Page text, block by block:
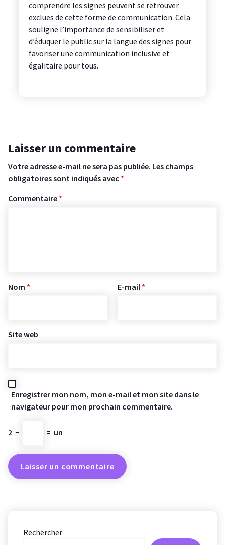
comprendre les signes peuvent se retrouver
exclues de cette forme de communication. Cela
souligne l’importance de sensibiliser et
d’éduquer le public sur la langue des signes pour
favoriser une communication inclusive et
égalitaire pour tous.
Laisser un commentaire
Votre adresse e-mail ne sera pas publiée. Les champs
obligatoires sont indiqués avec *
Commentaire *
Nom * E-mail *
Site web
Enregistrer mon nom, mon e-mail et mon site dans le
navigateur pour mon prochain commentaire.
2 − = un
Rechercher